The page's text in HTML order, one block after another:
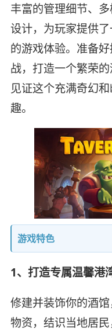
丰富的管理细节、
设计，为玩家提供
的游戏体验。准备
战，打造一个繁荣
见证这个充满奇幻
趣。
游戏特色
1、打造专属温馨港
修建并装饰你的酒
物资，结识当地居